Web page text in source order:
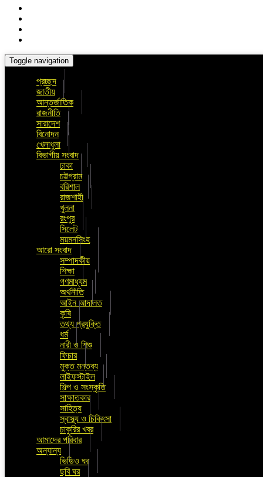
Toggle navigation
প্রচ্ছদ
জাতীয়
আন্তর্জাতিক
রাজনীতি
সারাদেশ
বিনোদন
খেলাধুলা
বিভাগীয় সংবাদ
ঢাকা
চট্টগ্রাম
বরিশাল
রাজশাহী
খুলনা
রংপুর
সিলেট
ময়মনসিংহ
আরো সংবাদ
সম্পাদকীয়
শিক্ষা
গণমাধ্যম
অর্থনীতি
আইন আদালত
কৃষি
তথ্য প্রযুক্তি
ধর্ম
নারী ও শিশু
ফিচার
মুক্ত মন্তব্য
লাইফস্টাইল
শিল্প ও সংস্কৃতি
সাক্ষাতকার
সাহিত্য
স্বাস্থ্য ও চিকিৎসা
চাকুরির খবর
আমাদের পরিবার
অন্যান্য
ভিডিও ঘর
ছবি ঘর